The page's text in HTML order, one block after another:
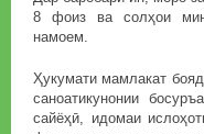
8 фоиз ва солҳои
намоем.
Ҳукумати мамлакат
саноатикунонии
сайёҳӣ, идомаи